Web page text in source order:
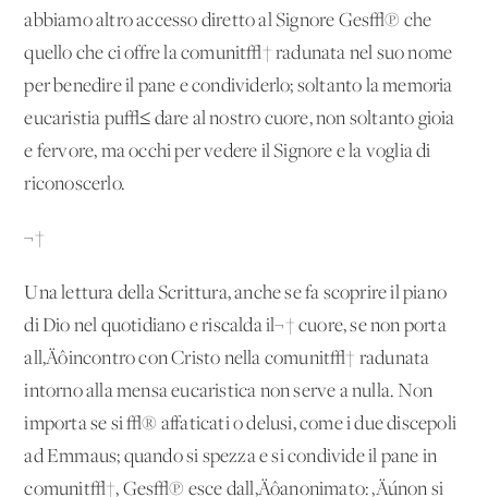
abbiamo altro accesso diretto al Signore Ges√π che
quello che ci offre la comunit√† radunata nel suo nome
per benedire il pane e condividerlo; soltanto la memoria
eucaristia pu√≤ dare al nostro cuore, non soltanto gioia
e fervore, ma occhi per vedere il Signore e la voglia di
riconoscerlo.
¬†
Una lettura della Scrittura, anche se fa scoprire il piano
di Dio nel quotidiano e riscalda il¬† cuore, se non porta
all‚Äôincontro con Cristo nella comunit√† radunata
intorno alla mensa eucaristica non serve a nulla. Non
importa se si √® affaticati o delusi, come i due discepoli
ad Emmaus; quando si spezza e si condivide il pane in
comunit√†, Ges√π esce dall‚Äôanonimato: ‚Äúnon si